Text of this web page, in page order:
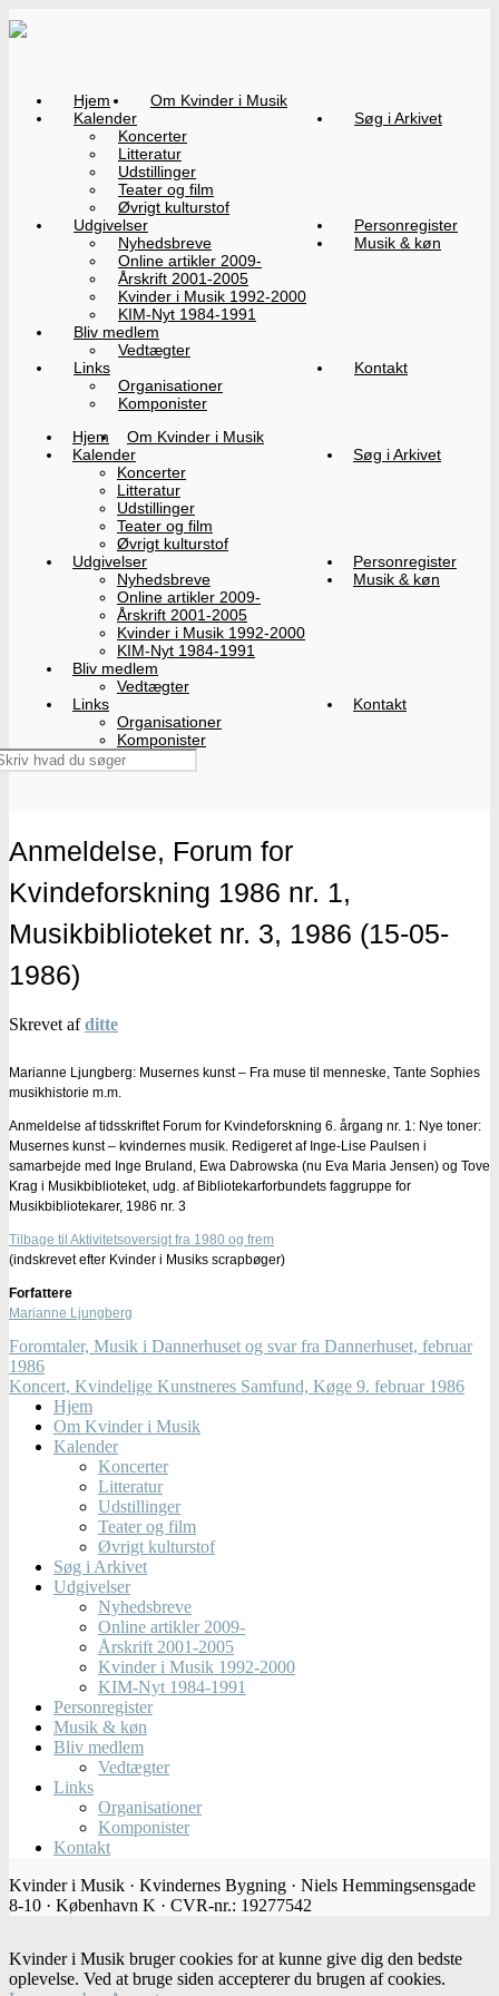
Hjem
Om Kvinder i Musik
Kalender
Koncerter
Litteratur
Udstillinger
Teater og film
Øvrigt kulturstof
Søg i Arkivet
Udgivelser
Nyhedsbreve
Online artikler 2009-
Årskrift 2001-2005
Kvinder i Musik 1992-2000
KIM-Nyt 1984-1991
Personregister
Musik & køn
Bliv medlem
Vedtægter
Links
Organisationer
Komponister
Kontakt
Hjem
Om Kvinder i Musik
Kalender
Koncerter
Litteratur
Udstillinger
Teater og film
Øvrigt kulturstof
Søg i Arkivet
Udgivelser
Nyhedsbreve
Online artikler 2009-
Årskrift 2001-2005
Kvinder i Musik 1992-2000
KIM-Nyt 1984-1991
Personregister
Musik & køn
Bliv medlem
Vedtægter
Links
Organisationer
Komponister
Kontakt
Anmeldelse, Forum for
Kvindeforskning 1986 nr. 1,
Musikbiblioteket nr. 3, 1986 (15-05-
1986)
Skrevet afditte
Marianne Ljungberg: Musernes kunst – Fra muse til menneske, Tante Sophies
musikhistorie m.m.
Anmeldelse af tidsskriftet Forum for Kvindeforskning 6. årgang nr. 1: Nye toner:
Musernes kunst – kvindernes musik. Redigeret af Inge-Lise Paulsen i
samarbejde med Inge Bruland, Ewa Dabrowska (nu Eva Maria Jensen) og Tove
Krag i Musikbiblioteket, udg. af Bibliotekarforbundets faggruppe for
Musikbibliotekarer, 1986 nr. 3
Tilbage til Aktivitetsoversigt fra 1980 og frem
(indskrevet efter Kvinder i Musiks scrapbøger)
Forfattere
Marianne Ljungberg
Foromtaler, Musik i Dannerhuset og svar fra Dannerhuset, februar
1986
Koncert, Kvindelige Kunstneres Samfund, Køge 9. februar 1986
Hjem
Om Kvinder i Musik
Kalender
Koncerter
Litteratur
Udstillinger
Teater og film
Øvrigt kulturstof
Søg i Arkivet
Udgivelser
Nyhedsbreve
Online artikler 2009-
Årskrift 2001-2005
Kvinder i Musik 1992-2000
KIM-Nyt 1984-1991
Personregister
Musik & køn
Bliv medlem
Vedtægter
Links
Organisationer
Komponister
Kontakt
Kvinder i Musik · Kvindernes Bygning · Niels Hemmingsensgade
8-10 · København K · CVR-nr.: 19277542
Kvinder i Musik bruger cookies for at kunne give dig den bedste
oplevelse. Ved at bruge siden accepterer du brugen af cookies.